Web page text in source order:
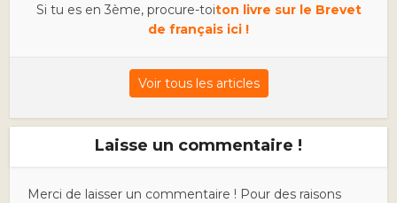
Si tu es en 3ème, procure-toiton livre sur le Brevet
de français ici !
Voir tous les articles
Laisse un commentaire !
Merci de laisser un commentaire ! Pour des raisons